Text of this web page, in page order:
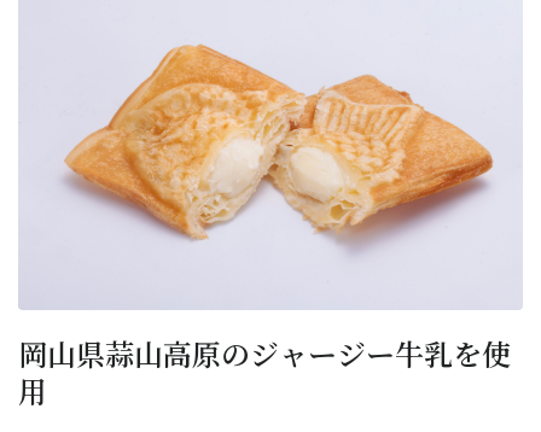
岡山県蒜山高原のジャージー牛乳を使
用